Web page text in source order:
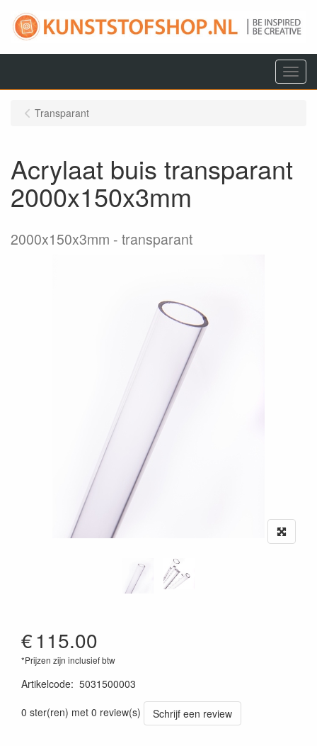
Menu
Transparant
Acrylaat buis transparant
2000x150x3mm
2000x150x3mm transparant
€115.00
*Prijzen zijn inclusief btw
Artikelcode: 5031500003
0 ster(ren) met 0 review(s)
Schrijf een review